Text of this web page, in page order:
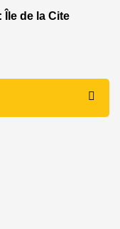
Île de la Cite